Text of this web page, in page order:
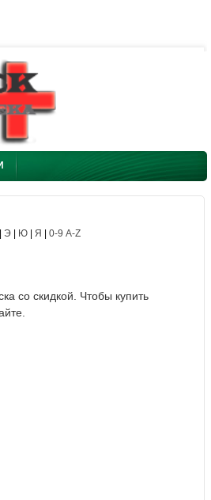
Э Ю Я 0-9 A-Z
со скидкой. Чтобы купить